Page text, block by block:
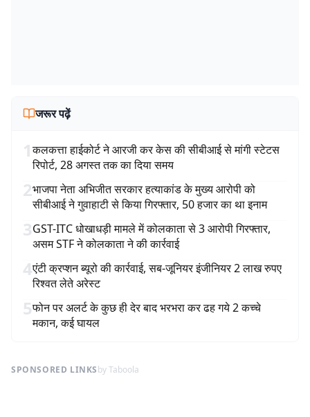
जरूर पढ़ें
1कलकत्ता हाईकोर्ट ने आरजी कर केस की सीबीआई से मांगी स्टेटस
रिपोर्ट, 28 अगस्त तक का दिया समय
2भाजपा नेता अभिजीत सरकार हत्याकांड के मुख्य आरोपी को
सीबीआई ने गुवाहाटी से किया गिरफ्तार, 50 हजार का था इनाम
3GST-ITC धोखाधड़ी मामले में कोलकाता से 3 आरोपी गिरफ्तार,
असम STF ने कोलकाता ने की कार्रवाई
4एंटी क्रप्शन ब्यूरो की कार्रवाई, सब-जूनियर इंजीनियर 2 लाख रुपए
रिश्वत लेते अरेस्ट
5फोन पर अलर्ट के कुछ ही देर बाद भरभरा कर ढह गये 2 कच्चे
मकान, कई घायल
SPONSORED LINKSby Taboola